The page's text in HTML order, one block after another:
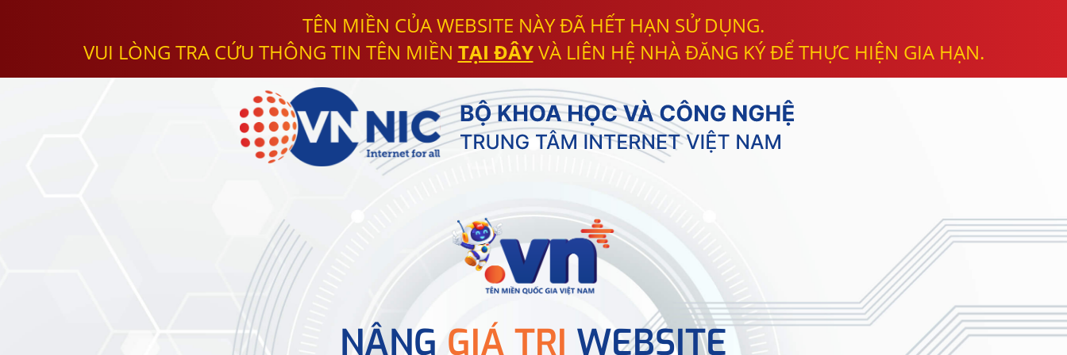
TÊN MIỀN CỦA WEBSITE NÀY ĐÃ HẾT HẠN SỬ DỤNG.
VUI LÒNG TRA CỨU THÔNG TIN TÊN MIỀN TẠI ĐÂYVÀ LIÊN HỆ NHÀ ĐĂNG KÝ ĐỂ THỰC HIỆN GIA HẠN.
NÂNG GIÁ TRỊ WEBSITE